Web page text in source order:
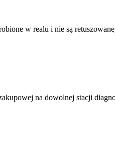
w realu i nie są
na dowolnej stacji